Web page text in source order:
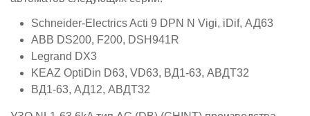
Schneider-Electrics Acti 9 DPN N Vigi, iDif, АД63
ABB DS200, F200, DSH941R
Legrand DX3
KEAZ OptiDin D63, VD63, ВД1-63, АВДТ32
ВД1-63, АД12, АВДТ32